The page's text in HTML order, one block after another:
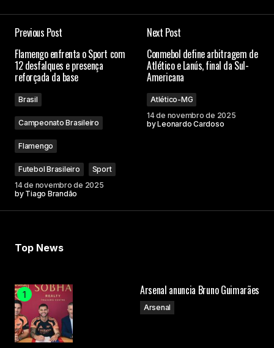
Previous Post
Flamengo enfrenta o Sport com
12 desfalques e presença
reforçada da base
Brasil
Campeonato Brasileiro
Flamengo
Futebol Brasileiro
Sport
14 de novembro de 2025
by Tiago Brandão
Next Post
Conmebol define arbitragem de
Atlético e Lanús, final da Sul-
Americana
Atlético-MG
14 de novembro de 2025
byLeonardo Cardoso
Top News
Arsenal anuncia Bruno Guimarães
Arsenal